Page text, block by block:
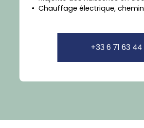
Chauffage électrique,
+33 6 71 63